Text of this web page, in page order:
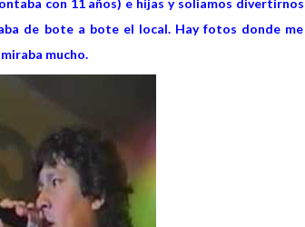
de bote a bote el local. Hay fotos donde me
mucho.